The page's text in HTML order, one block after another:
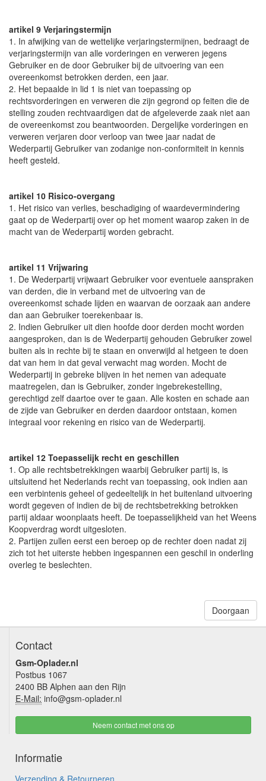
artikel 9 Verjaringstermijn
1. In afwijking van de wettelijke verjaringstermijnen, bedraagt de
verjaringstermijn van alle vorderingen en verweren jegens
Gebruiker en de door Gebruiker bij de uitvoering van een
overeenkomst betrokken derden, een jaar.
2. Het bepaalde in lid 1 is niet van toepassing op
rechtsvorderingen en verweren die zijn gegrond op feiten die de
stelling zouden rechtvaardigen dat de afgeleverde zaak niet aan
de overeenkomst zou beantwoorden. Dergelijke vorderingen en
verweren verjaren door verloop van twee jaar nadat de
Wederpartij Gebruiker van zodanige non-conformiteit in kennis
heeft gesteld.
artikel 10 Risico-overgang
1. Het risico van verlies, beschadiging of waardevermindering
gaat op de Wederpartij over op het moment waarop zaken in de
macht van de Wederpartij worden gebracht.
artikel 11 Vrijwaring
1. De Wederpartij vrijwaart Gebruiker voor eventuele aanspraken
van derden, die in verband met de uitvoering van de
overeenkomst schade lijden en waarvan de oorzaak aan andere
dan aan Gebruiker toerekenbaar is.
2. Indien Gebruiker uit dien hoofde door derden mocht worden
aangesproken, dan is de Wederpartij gehouden Gebruiker zowel
buiten als in rechte bij te staan en onverwijld al hetgeen te doen
dat van hem in dat geval verwacht mag worden. Mocht de
Wederpartij in gebreke blijven in het nemen van adequate
maatregelen, dan is Gebruiker, zonder ingebrekestelling,
gerechtigd zelf daartoe over te gaan. Alle kosten en schade aan
de zijde van Gebruiker en derden daardoor ontstaan, komen
integraal voor rekening en risico van de Wederpartij.
artikel 12 Toepasselijk recht en geschillen
1. Op alle rechtsbetrekkingen waarbij Gebruiker partij is, is
uitsluitend het Nederlands recht van toepassing, ook indien aan
een verbintenis geheel of gedeeltelijk in het buitenland uitvoering
wordt gegeven of indien de bij de rechtsbetrekking betrokken
partij aldaar woonplaats heeft. De toepasselijkheid van het Weens
Koopverdrag wordt uitgesloten.
2. Partijen zullen eerst een beroep op de rechter doen nadat zij
zich tot het uiterste hebben ingespannen een geschil in onderling
overleg te beslechten.
Doorgaan
Contact
Gsm-Oplader.nl
Postbus 1067
2400 BB Alphen aan den Rijn
E-Mail: info@gsm-oplader.nl
Neem contact met ons op
Informatie
Verzending & Retourneren